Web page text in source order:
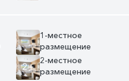
1-местное
размещение
2+
2-местное
размещение